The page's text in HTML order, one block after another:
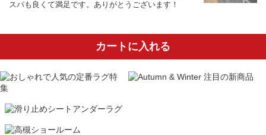
スパも良くて満足です。ありがとうございます！
カートに入れる